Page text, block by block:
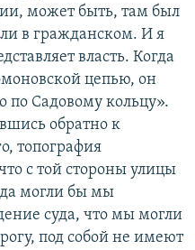
может быть, там был
в гражданском. И я
власть. Когда
цепью, он
по Садовому кольцу».
обратно к
топография
с той стороны улицы
могли бы мы
суда, что мы могли
под собой не имеют